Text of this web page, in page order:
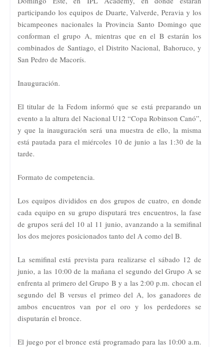
participando los equipos de Duarte, Valverde, Peravia y los
bicampeones nacionales la Provincia Santo Domingo que
conforman el grupo A, mientras que en el B estarán los
combinados de Santiago, el Distrito Nacional, Bahoruco, y
San Pedro de Macorís.
Inauguración.
El titular de la Fedom informó que se está preparando un
evento a la altura del Nacional U12 “Copa Robinson Canó”,
y que la inauguración será una muestra de ello, la misma
está pautada para el miércoles 10 de junio a las 1:30 de la
tarde.
Formato de competencia.
Los equipos divididos en dos grupos de cuatro, en donde
cada equipo en su grupo disputará tres encuentros, la fase
de grupos será del 10 al 11 junio, avanzando a la semifinal
los dos mejores posicionados tanto del A como del B.
La semifinal está prevista para realizarse el sábado 12 de
junio, a las 10:00 de la mañana el segundo del Grupo A se
enfrenta al primero del Grupo B y a las 2:00 p.m. chocan el
segundo del B versus el primeo del A, los ganadores de
ambos encuentros van por el oro y los perdedores se
disputarán el bronce.
El juego por el bronce está programado para las 10:00 a.m.